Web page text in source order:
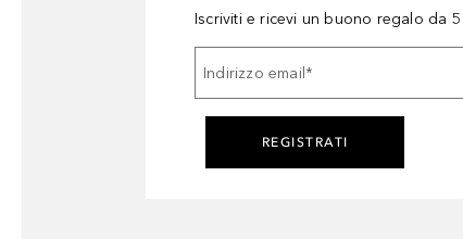
Iscriviti e ricevi un buono regalo da
Indirizzo email *
REGISTRATI